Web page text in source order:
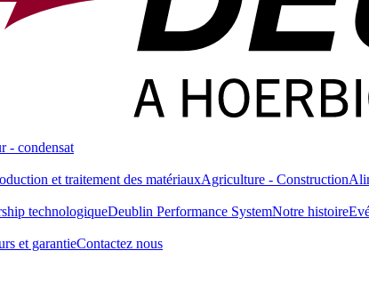
- condensat
et traitement des matériauxAgriculture - Construction
technologiqueDeublin Performance SystemNotre histoire
et garantieContactez nous